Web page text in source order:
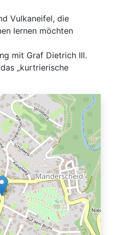
Vulkaneifel, die
lernen möchten
mit Graf Dietrich III.
„kurtrierische